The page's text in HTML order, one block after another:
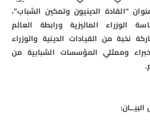
“القادة الدينيون وتمكين الشباب”،
الوزراء الماليزية ورابطة العالم
نخبة من القيادات الدينية والوزراء
وممثلي المؤسسات الشبابية من